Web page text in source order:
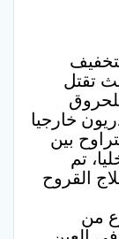
تقتل
خارجيا
بين
تم
القروح
من